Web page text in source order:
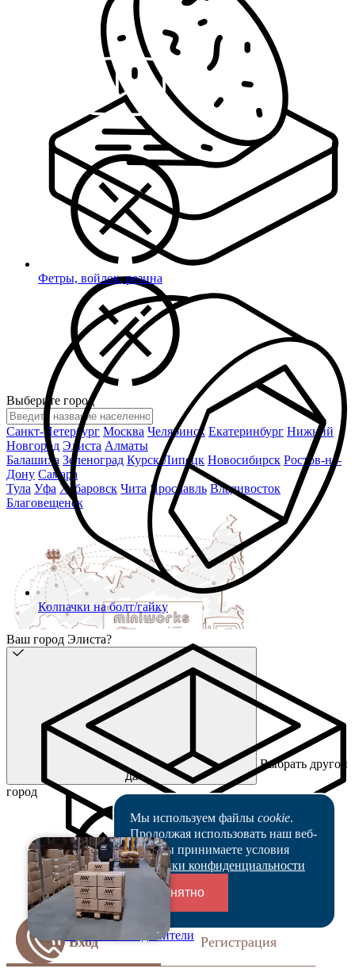
Фетры, войлок, резина
Колпачки на болт/гайку
Переходники и соединители
Выберите город
Санкт-Петербург Москва Челябинск Екатеринбург Нижний
Новгород Элиста Алматы
Балашиха Зеленоград Курск Липецк Новосибирск Ростов-на-
Дону Самара
Тула Уфа Хабаровск Чита Ярославль Владивосток
Благовещенск
Ваш город Элиста?
Да
Выбрать другой
город
Вход Регистрация
Мы используем файлы cookie.
Продолжая использовать наш веб-
сайт, вы принимаете условия
Политики конфиденциальности
Понятно